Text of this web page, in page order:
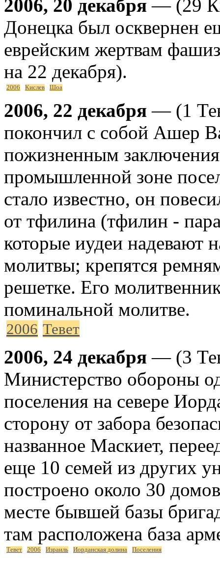
2006, 20 декабря — (29
Донецка был осквернен
еврейским жертвам
на 22 декабря).
2006 Кислев Шоа
2006, 22 декабря — (1
покончил с собой Ашер
пожизненным
промышленной зоне
стало известно, он
от тфилина (тфилин -
которые иудеи надевают
молитвы; крепятся
решетке. Его
поминальной молитве.
2006 Тевет
2006, 24 декабря — (3
Министерство обороны
поселения на севере
сторону от забора
названное Маскиет,
еще 10 семей из других
построено около 30
месте бывшей базы
там расположена база
Тевет 2006 Израиль Иорданская долина Поселения